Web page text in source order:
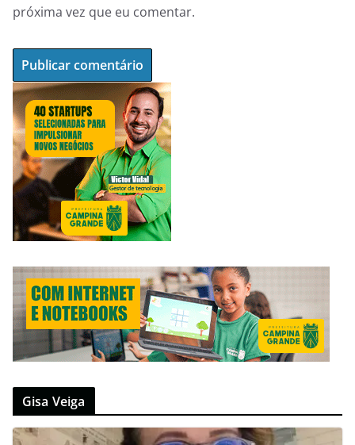
próxima vez que eu comentar.
Gisa Veiga